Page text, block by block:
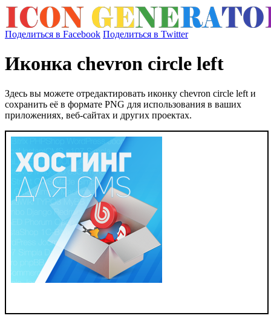
Поделиться в Facebook Поделиться в Twitter
Иконка chevron circle left
Здесь вы можете отредактировать иконку chevron circle left и
сохранить её в формате PNG для использования в ваших
приложениях, веб-сайтах и других проектах.